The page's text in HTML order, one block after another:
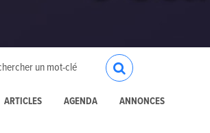
ARTICLES AGENDA ANNONCES